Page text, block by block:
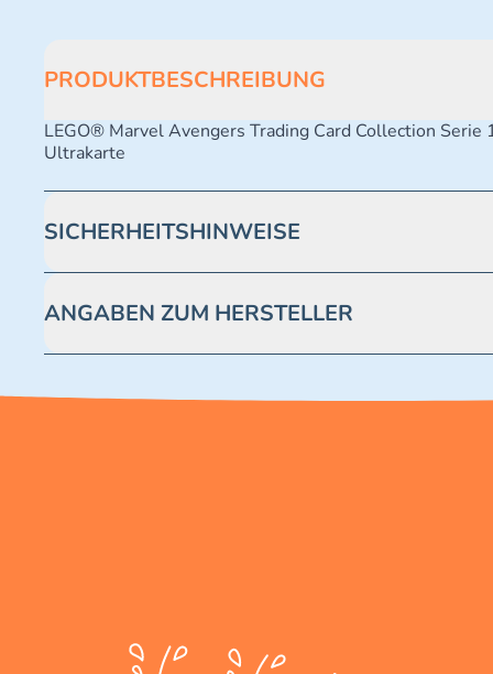
PRODUKTBESCHREIBUNG
LEGO® Marvel Avengers Trading Card Collection Serie
Ultrakarte
SICHERHEITSHINWEISE
ANGABEN ZUM HERSTELLER